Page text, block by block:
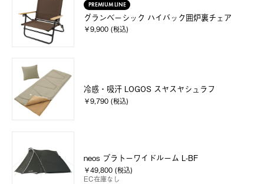
PREMIUM LINE
グランベーシック ハイバック囲炉裏チェア
￥9,900 (税込)
冷感・吸汗 LOGOS スヤスヤシュラフ
￥9,790 (税込)
neos プラトーワイドルーム L-BF
￥49,800 (税込)
EC在庫なし